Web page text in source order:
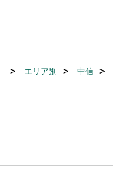
エリア別 中信